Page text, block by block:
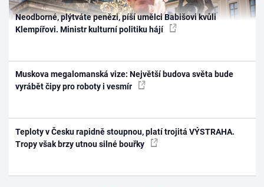
Neodborné, plýtváte penězi, píší umělci Babišovi kvůli
Klempířovi. Ministr kulturní politiku hájí
Muskova megalomanská vize: Největší budova světa bude
vyrábět čipy pro roboty i vesmír
Teploty v Česku rapidně stoupnou, platí trojitá VÝSTRAHA.
Tropy však brzy utnou silné bouřky